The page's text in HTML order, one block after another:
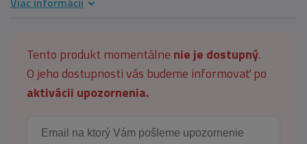
Tento produkt momentálne nie je dostupný.
O jeho dostupnosti vás budeme informovať po
aktivácii upozornenia.